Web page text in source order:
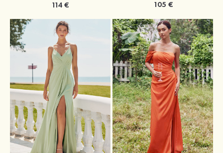
114 € 105 €